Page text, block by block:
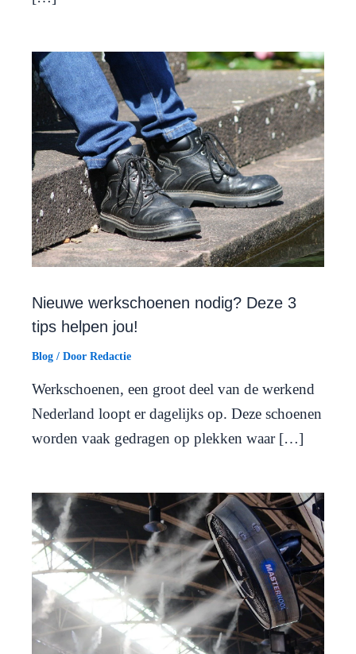
Nieuwe werkschoenen nodig? Deze 3
tips helpen jou!
Blog / Door Redactie
Werkschoenen, een groot deel van de werkend
Nederland loopt er dagelijks op. Deze schoenen
worden vaak gedragen op plekken waar […]